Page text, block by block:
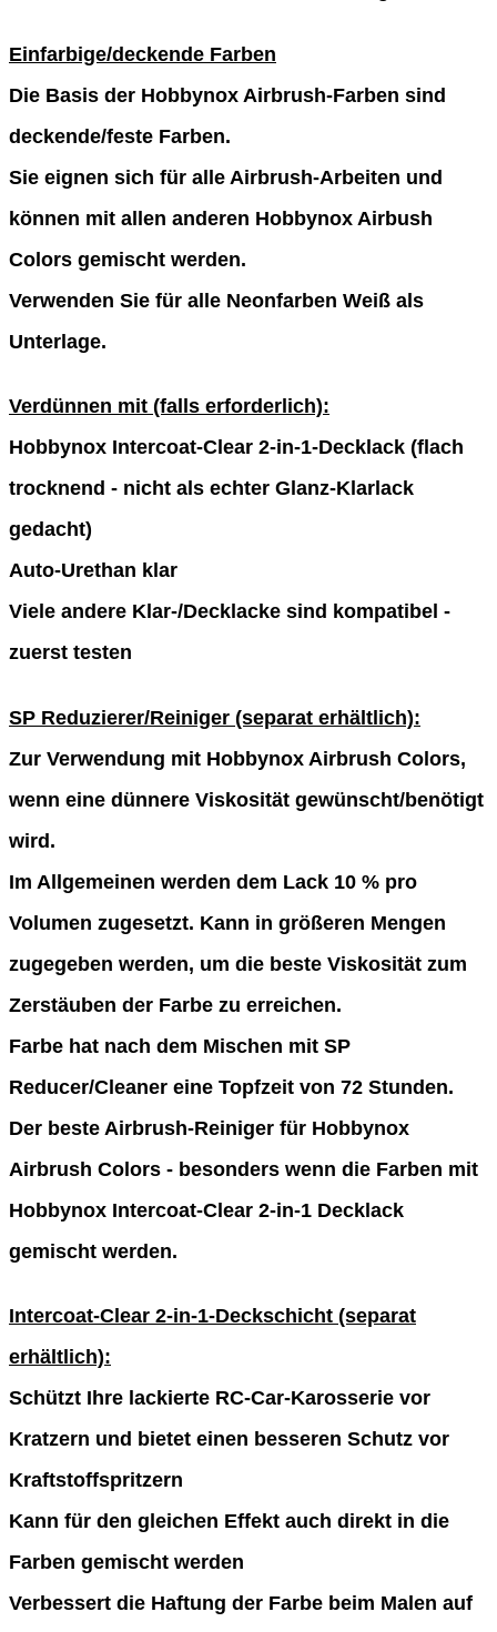
Einfarbige/deckende Farben
Die Basis der Hobbynox Airbrush-Farben sind
deckende/feste Farben.
Sie eignen sich für alle Airbrush-Arbeiten und
können mit allen anderen Hobbynox Airbush
Colors gemischt werden.
Verwenden Sie für alle Neonfarben Weiß als
Unterlage.
Verdünnen mit (falls erforderlich):
Hobbynox Intercoat-Clear 2-in-1-Decklack (flach
trocknend - nicht als echter Glanz-Klarlack
gedacht)
Auto-Urethan klar
Viele andere Klar-/Decklacke sind kompatibel -
zuerst testen
SP Reduzierer/Reiniger (separat erhältlich):
Zur Verwendung mit Hobbynox Airbrush Colors,
wenn eine dünnere Viskosität gewünscht/benötigt
wird.
Im Allgemeinen werden dem Lack 10 % pro
Volumen zugesetzt. Kann in größeren Mengen
zugegeben werden, um die beste Viskosität zum
Zerstäuben der Farbe zu erreichen.
Farbe hat nach dem Mischen mit SP
Reducer/Cleaner eine Topfzeit von 72 Stunden.
Der beste Airbrush-Reiniger für Hobbynox
Airbrush Colors - besonders wenn die Farben mit
Hobbynox Intercoat-Clear 2-in-1 Decklack
gemischt werden.
Intercoat-Clear 2-in-1-Deckschicht (separat
erhältlich):
Schützt Ihre lackierte RC-Car-Karosserie vor
Kratzern und bietet einen besseren Schutz vor
Kraftstoffspritzern
Kann für den gleichen Effekt auch direkt in die
Farben gemischt werden
Verbessert die Haftung der Farbe beim Malen auf